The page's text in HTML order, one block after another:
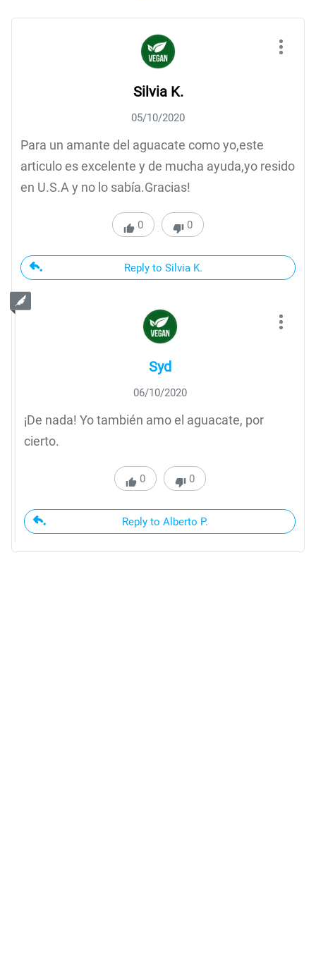
Silvia K.
05/10/2020
Para un amante del aguacate como yo,este
articulo es excelente y de mucha ayuda,yo resido
en U.S.A y no lo sabía.Gracias!
0 0
Reply to Silvia K.
Syd
06/10/2020
¡De nada! Yo también amo el aguacate, por
cierto.
0 0
Reply to Alberto P.